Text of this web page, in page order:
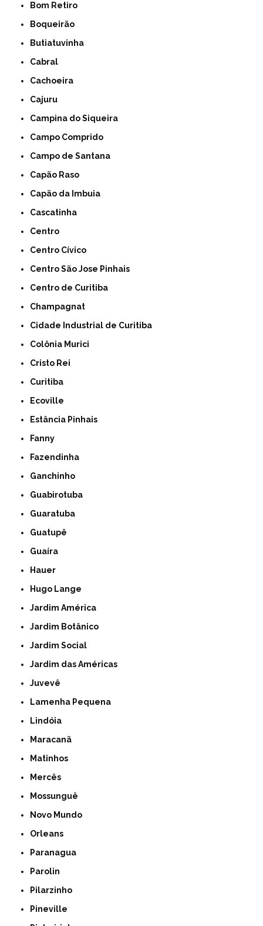
Bom Retiro
Boqueirão
Butiatuvinha
Cabral
Cachoeira
Cajuru
Campina do Siqueira
Campo Comprido
Campo de Santana
Capão Raso
Capão da Imbuia
Cascatinha
Centro
Centro Cívico
Centro São Jose Pinhais
Centro de Curitiba
Champagnat
Cidade Industrial de Curitiba
Colônia Murici
Cristo Rei
Curitiba
Ecoville
Estância Pinhais
Fanny
Fazendinha
Ganchinho
Guabirotuba
Guaratuba
Guatupê
Guaíra
Hauer
Hugo Lange
Jardim América
Jardim Botânico
Jardim Social
Jardim das Américas
Juvevê
Lamenha Pequena
Lindóia
Maracanã
Matinhos
Mercês
Mossunguê
Novo Mundo
Orleans
Paranagua
Parolin
Pilarzinho
Pineville